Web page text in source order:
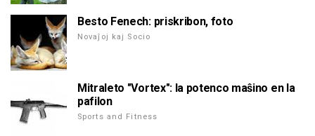
Besto Fenech: priskribon, foto
Novaĵoj kaj Socio
Mitraleto "Vortex": la potenco maŝino en la
pafilon
Sports and Fitness